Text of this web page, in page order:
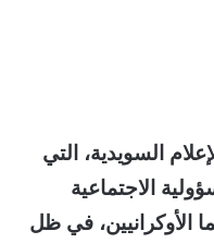
السويدية، التي
الاجتماعية
الأوكرانيين، في ظل